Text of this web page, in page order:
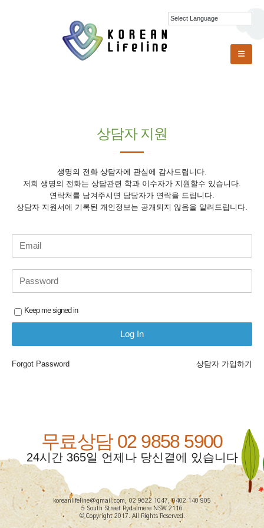
상담자 지원
생명의 전화 상담자에 관심에 감사드립니다.
저희 생명의 전화는 상담관련 학과 이수자가 지원할수 있습니다.
연락처를 남겨주시면 담당자가 연락을 드립니다.
상담자 지원서에 기록된 개인정보는 공개되지 않음을 알려드립니다.
Keep me signed in
Forgot Password 상담자 가입하기
무료상담 02 9858 5900
24시간 365일 언제나 당신곁에 있습니다
koreanlifeline@gmail.com, 02 9622 1047, 0402 140 905
5 South Street Rydalmere NSW 2116
© Copyright 2017. All Rights Reserved.